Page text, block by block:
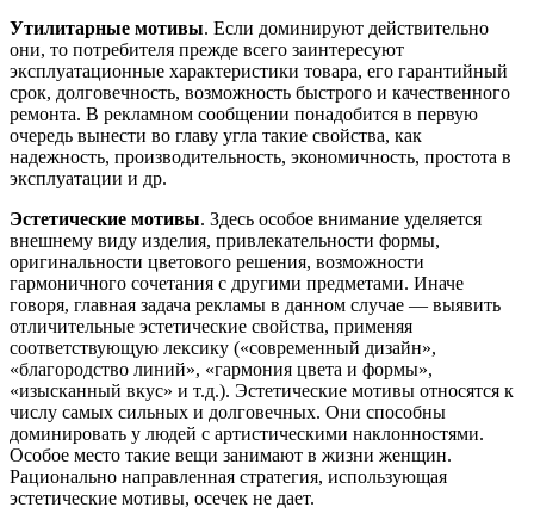
Утилитарные мотивы. Если доминируют действительно
они, то потребителя прежде всего заинтересуют
эксплуатационные характеристики товара, его гарантийный
срок, долговечность, возможность быстрого и качественного
ремонта. В рекламном сообщении понадобится в первую
очередь вынести во главу угла такие свойства, как
надежность, производительность, экономичность, простота в
эксплуатации и др.
Эстетические мотивы. Здесь особое внимание уделяется
внешнему виду изделия, привлекательности формы,
оригинальности цветового решения, возможности
гармоничного сочетания с другими предметами. Иначе
говоря, главная задача рекламы в данном случае — выявить
отличительные эстетические свойства, применяя
соответствующую лексику («современный дизайн»,
«благородство линий», «гармония цвета и формы»,
«изысканный вкус» и т.д.). Эстетические мотивы относятся к
числу самых сильных и долговечных. Они способны
доминировать у людей с артистическими наклонностями.
Особое место такие вещи занимают в жизни женщин.
Рационально направленная стратегия, использующая
эстетические мотивы, осечек не дает.